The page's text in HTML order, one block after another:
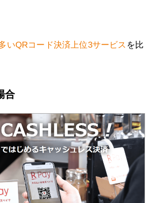
いQRコード決済上位3サービス を比
合